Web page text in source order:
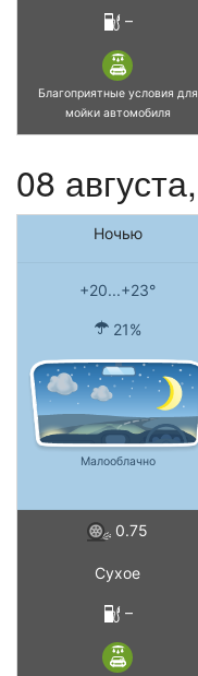
–
Благоприятные условия для
мойки автомобиля
08 августа,
Ночью
+20...+23°
21%
Малооблачно
0.75
Сухое
–